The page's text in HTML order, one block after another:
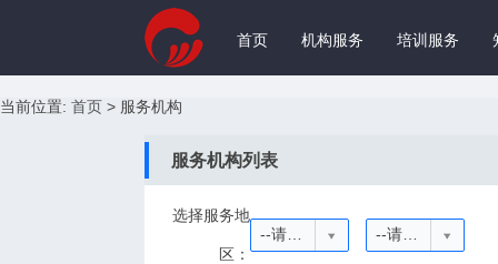
首页 机构服务 培训服务
当前位置: 首页 > 服务机构
服务机构列表
选择服务地
区：
--请选择省份-- --请选择城市--